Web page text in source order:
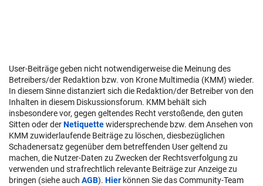
User-Beiträge geben nicht notwendigerweise die Meinung des
Betreibers/der Redaktion bzw. von Krone Multimedia (KMM) wieder.
In diesem Sinne distanziert sich die Redaktion/der Betreiber von den
Inhalten in diesem Diskussionsforum. KMM behält sich
insbesondere vor, gegen geltendes Recht verstoßende, den guten
Sitten oder derNetiquettewidersprechende bzw. dem Ansehen von
KMM zuwiderlaufende Beiträge zu löschen, diesbezüglichen
Schadenersatz gegenüber dem betreffenden User geltend zu
machen, die Nutzer-Daten zu Zwecken der Rechtsverfolgung zu
verwenden und strafrechtlich relevante Beiträge zur Anzeige zu
bringen (siehe auch AGB). Hier können Sie das Community-Team